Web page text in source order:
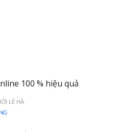
100 % hiệu quả
LÊ HÀ